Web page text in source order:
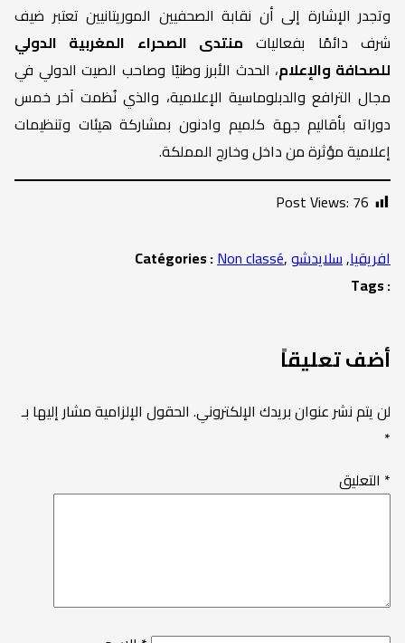
وتجدر الإشارة إلى أن نقابة الصحفيين الموريتانيين تعتبر ضيف
شرف دائمًا بفعاليات منتدى الصحراء المغربية الدولي
للصحافة والإعلام، الحدث الأبرز وطنيًا وصاحب الصيت الدولي في
مجال الترافع والدبلوماسية الإعلامية، والذي نُظمت آخر خمس
دوراته بأقاليم جهة كلميم وادنون بمشاركة هيئات وتنظيمات
إعلامية مؤثرة من داخل وخارج المملكة.
Post Views: 76
Catégories :Non classé, افريقيا,سلايدشو
Tags :
أضف تعليقاً
لن يتم نشر عنوان بريدك الإلكتروني. الحقول الإلزامية مشار إليها بـ
*
*